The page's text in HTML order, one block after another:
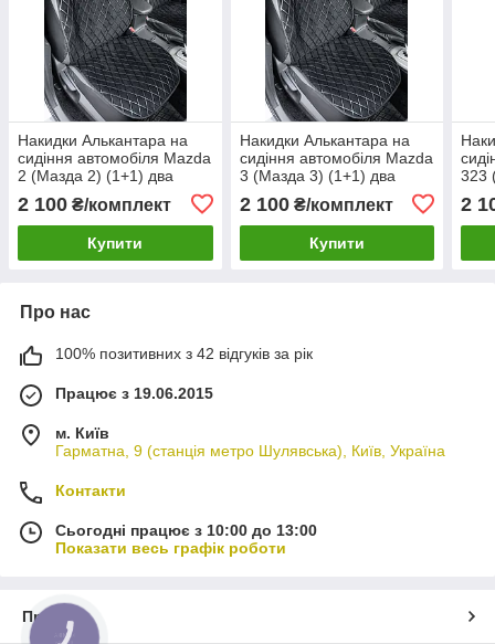
Накидки Алькантара на
сидіння автомобіля Mazda
2 (Мазда 2) (1+1) два
сидіння переднього ряду
2 100 ₴/комплект
Купити
Накидки Алькантара на
сидіння автомобіля Mazda
3 (Мазда 3) (1+1) два
сидіння переднього ряду
2 100₴/комплект
Купити
323
2
Про нас
100% позитивних з 42 відгуків за рік
Працює з 19.06.2015
м. Київ
Гарматна, 9 (станція метро Шулявська), Київ, Україна
Контакти
Сьогодні працює з 10:00 до 13:00
Показати весь графік роботи
Про нас
КНОПКА
ЗВ'ЯЗКУ